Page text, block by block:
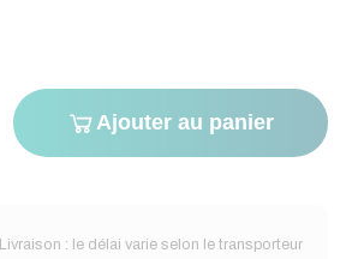
Ajouter au panier
Livraison : le délai varie selon le transporteur